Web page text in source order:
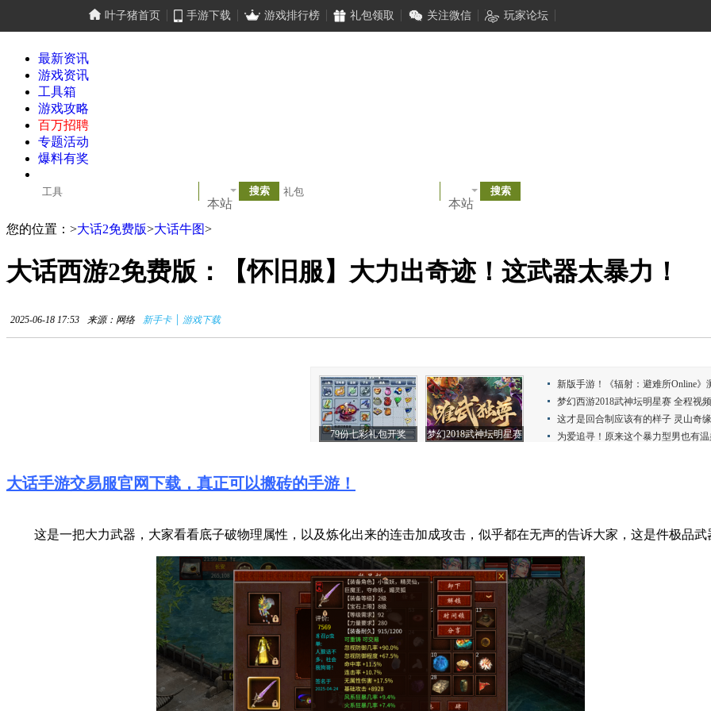
叶子猪首页 手游下载 游戏排行榜 礼包领取 关注微信 玩家论坛
最新资讯
游戏资讯
工具箱
游戏攻略
百万招聘
专题活动
爆料有奖
本站
本站
您的位置： >大话2免费版>大话牛图>
大话西游2免费版：【怀旧服】大力出奇迹！这武器太暴力！
2025-06-18 17:53 来源：网络 新手卡 | 游戏下载
大话手游交易服官网下载，真正可以搬砖的手游！
这是一把大力武器，大家看看底子破物理属性，以及炼化出来的连击加成攻击，似乎都在无声的告诉大家，这是件极品武